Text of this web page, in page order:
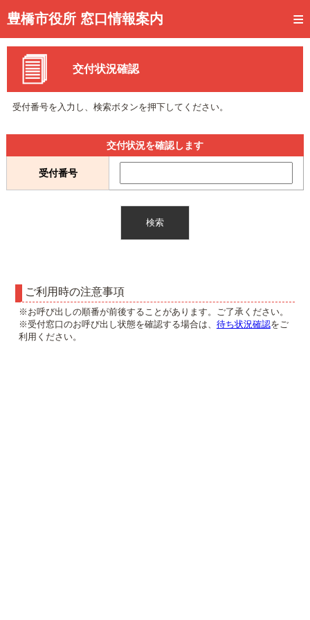
豊橋市役所 窓口情報案内
トップページ
事前予約
予約状況確認
待ち状況確認
交付状況確認
交付状況確認
受付番号を入力し、検索ボタンを押下してください。
交付状況を確認します
受付番号
ご利用時の注意事項
※お呼び出しの順番が前後することがあります。ご了承ください。
※受付窓口のお呼び出し状態を確認する場合は、 待ち状況確認をご
利用ください。